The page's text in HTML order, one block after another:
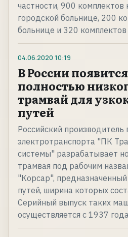
частности, 900
городской больнице, 200
больнице и 320
04.06.2020 10:19
В России
полностью
трамвай для
путей
Российский производитель
электротранспорта "ПК
системы" разрабатывает
трамвая под рабочим
"Корсар",
путей, ширина которых
Серийный выпуск таких
осуществляется с 1937